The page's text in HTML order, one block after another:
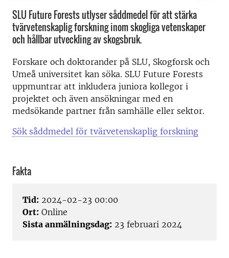
SLU Future Forests utlyser såddmedel för att stärka
tvärvetenskaplig forskning inom skogliga vetenskaper
och hållbar utveckling av skogsbruk.
Forskare och doktorander på SLU, Skogforsk och
Umeå universitet kan söka. SLU Future Forests
uppmuntrar att inkludera juniora kollegor i
projektet och även ansökningar med en
medsökande partner från samhälle eller sektor.
Sök såddmedel för tvärvetenskaplig forskning
Fakta
Tid: 2024-02-23 00:00
Ort: Online
Sista anmälningsdag: 23 februari 2024